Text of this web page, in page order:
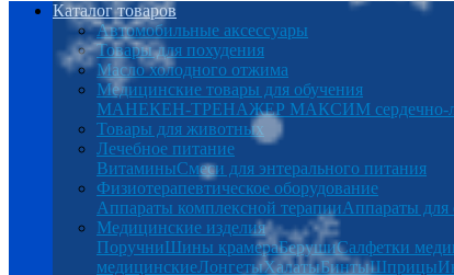
Каталог товаров
Автомобильные аксессуары
Товары для похудения
Масло холодного отжима
Медицинские товары для обучения
МАНЕКЕН-ТРЕНАЖЕР МАКСИМ сердечно-
Товары для животных
Лечебное питание
ВитаминыСмеси для энтерального питания
Физиотерапевтическое оборудование
Аппараты комплексной терапииАппараты для
Медицинские изделия
ПоручниШины крамераБерушиСалфетки
медицинскиеЛонгетыХалатыБинтыШприцы